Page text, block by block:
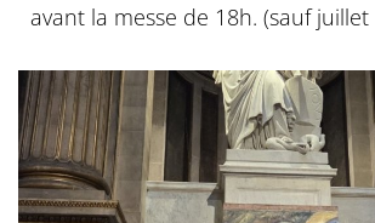
avant la messe de 18h. (sauf